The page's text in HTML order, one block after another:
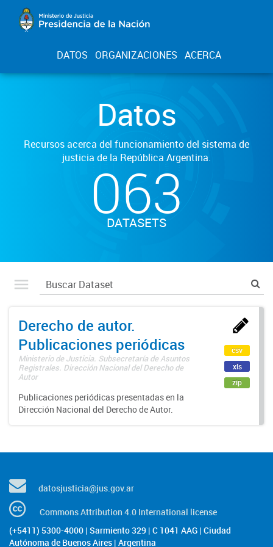
DATOS ORGANIZACIONES ACERCA
Datos
Recursos acerca del funcionamiento del sistema de
justicia de la República Argentina.
063
DATASETS
Derecho de autor.
Publicaciones periódicas
Ministerio de Justicia. Subsecretaría de Asuntos
Registrales. Dirección Nacional del Derecho de
Autor
Publicaciones periódicas presentadas en la
Dirección Nacional del Derecho de Autor.
csv
xls
zip
datosjusticia@jus.gov.ar
Commons Attribution 4.0 International license
(+5411) 5300-4000 | Sarmiento 329 | C 1041 AAG | Ciudad
Autónoma de Buenos Aires | Argentina